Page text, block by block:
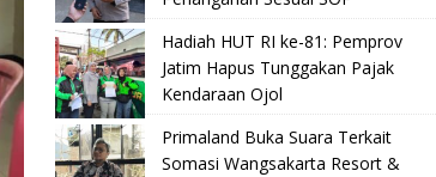
Hadiah HUT RI ke-81: Pemprov
Jatim Hapus Tunggakan Pajak
Kendaraan Ojol
Primaland Buka Suara Terkait
Somasi Wangsakarta Resort &